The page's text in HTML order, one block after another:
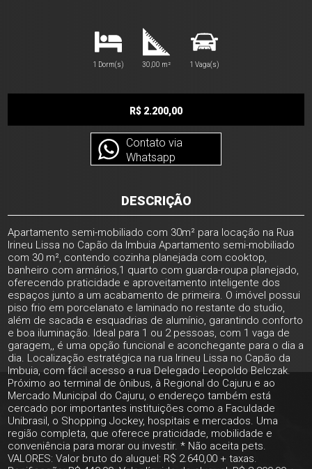
1 Dorm(s) 30,00 m² 1 Vaga(s)
R$ 2.200,00
Contato via
Whatsapp
DESCRIÇÃO
Apartamento semi-mobiliado com 30m² para locação na Rua
Irineu Lissa no Capão da Imbuia Apartamento semi-mobiliado
com 30 m², contendo cozinha planejada com cooktop,
banheiro com armários,1 quarto com guarda-roupa planejado,
oferecendo praticidade e aproveitamento inteligente dos
espaços junto a um acabamento de primeira. O imóvel possui
piso frio em porcelanato e laminado no restante do studio,
além de sacada e esquadrias de alumínio, garantindo conforto
e boa iluminação. Ideal para 1 ou 2 pessoas, com 1 vaga de
garagem,, é uma opção funcional e aconchegante para o dia a
dia. Localização estratégica na rua Irineu Lissa no Capão da
Imbuia, com fácil acesso a rua Delegado Leopoldo Belczak.
Próximo ao terminal de ônibus, à Regional do Cajuru e ao
Mercado Municipal do Cajuru, o endereço também está
cercado por importantes instituições como a Faculdade
Unibrasil, o Shopping Jockey, hospitais e mercados. Uma
região completa, que oferece praticidade, mobilidade e
conveniência para morar ou investir. * Não aceita pets.
VALORES: Valor bruto do aluguel: R$ 2.640,00 + taxas.